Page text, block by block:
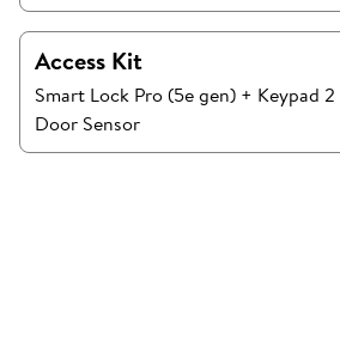
Access Kit
Smart Lock Pro (5e gen) + Keypad 2
Door Sensor